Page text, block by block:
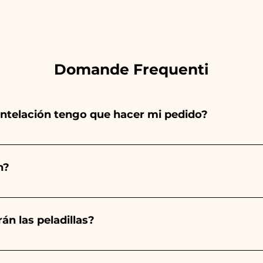
Domande Frequenti
tengo que hacer mi pedido?
a mano, ¡por lo que su creación lleva mucho
10/15 días antes del evento.
las peladillas?
será almendrado, el color varía según el tipo de